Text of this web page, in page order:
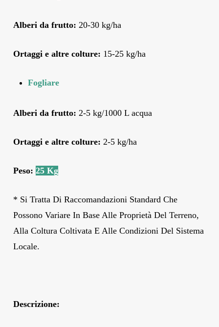
Alberi da frutto: 20-30 kg/ha
Ortaggi e altre colture: 15-25 kg/ha
Fogliare
Alberi da frutto: 2-5 kg/1000 L acqua
Ortaggi e altre colture: 2-5 kg/ha
Peso: 25 Kg
* Si Tratta Di Raccomandazioni Standard Che
Possono Variare In Base Alle Proprietà Del Terreno,
Alla Coltura Coltivata E Alle Condizioni Del Sistema
Locale.
Descrizione: